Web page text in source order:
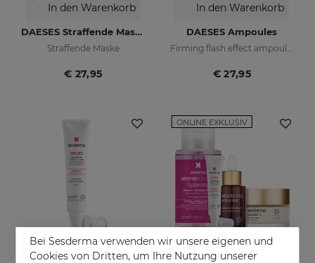
In den Warenkorb
DAESES Straffende Maske
Straffende Maske
€ 27,95
In den Warenkorb
DAESES Ampoules
Firming flash effect ampoules
€ 27,95
ONLINE EXKLUSIV
Bei Sesderma verwenden wir unsere eigenen und
Cookies von Dritten, um Ihre Nutzung unserer